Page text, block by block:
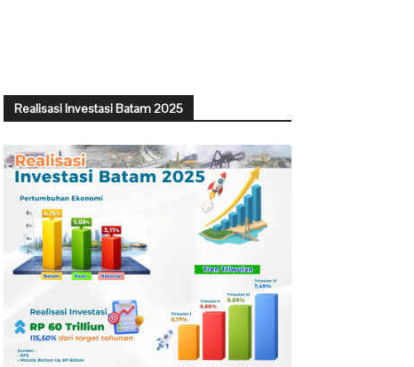
Realisasi Investasi Batam 2025